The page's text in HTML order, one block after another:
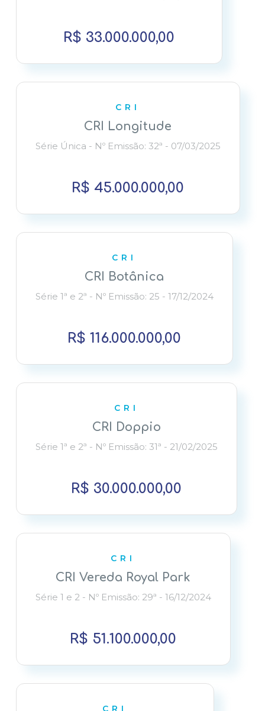
R$ 33.000.000,00
CRI
CRI Longitude
Série Única - Nº Emissão: 32ª - 07/03/2025
R$ 45.000.000,00
CRI
CRI Botânica
Série 1ª e 2ª - Nº Emissão: 25 - 17/12/2024
R$ 116.000.000,00
CRI
CRI Doppio
Série 1ª e 2ª - Nº Emissão: 31ª - 21/02/2025
R$ 30.000.000,00
CRI
CRI Vereda Royal Park
Série 1 e 2 - Nº Emissão: 29ª - 16/12/2024
R$ 51.100.000,00
CRI